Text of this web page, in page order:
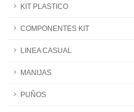
KIT PLASTICO
COMPONENTES KIT
LINEA CASUAL
MANIJAS
PUÑOS